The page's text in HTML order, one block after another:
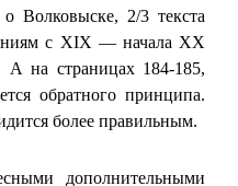
Волковыске, 2/3 текста
с ХІХ — начала ХХ
на страницах 184-185,
обратного принципа.
более правильным.
дополнительными